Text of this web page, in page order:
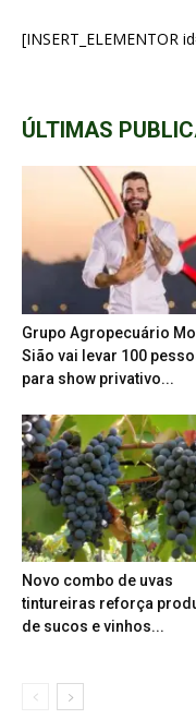
[INSERT_ELEMENTOR
ÚLTIMAS
Grupo Agropecuário
Sião vai levar 100
para show privativo...
Novo combo de uvas
tintureiras reforça
de sucos e vinhos...